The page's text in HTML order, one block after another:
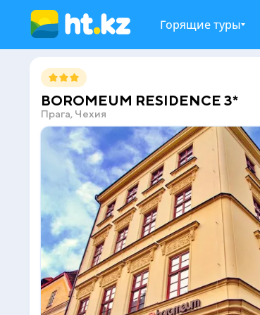
Горящие туры
BOROMEUM RESIDENCE 3*
Прага, Чехия